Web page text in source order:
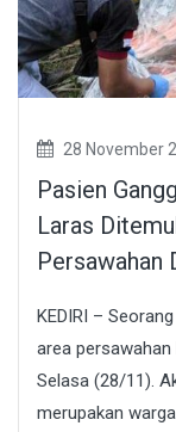
28 November
Pasien
Laras
Persawahan
KEDIRI –
area
Selasa (28/11).
merupakan